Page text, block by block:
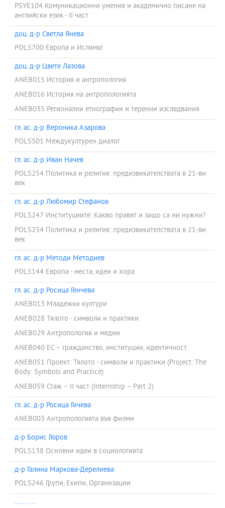
PSYE104 Комуникационни умения и академично писане на
английски език - IІ част
доц. д-р Светла Янева
POLS700 Европа и Ислямът
доц. д-р Цвете Лазова
ANEB015 История и антропология
ANEB016 История на антропологията
ANEB035 Регионални етнографии и теренни изследвания
гл. ас. д-р Вероника Азарова
POLS501 Междукултурен диалог
гл. ас. д-р Иван Начев
POLS254 Политика и религия: предизвикателствата в 21-ви
век
гл. ас. д-р Любомир Стефанов
POLS247 Институциите: Какво правят и защо са ни нужни?
POLS254 Политика и религия: предизвикателствата в 21-ви
век
гл. ас. д-р Методи Методиев
POLS144 Европа - места, идеи и хора
гл. ас. д-р Росица Генчева
ANEB013 Младежки култури
ANEB028 Тялото - символи и практики
ANEB029 Антропология и медии
ANEB040 ЕС – гражданство, институции, идентичност
ANEB051 Проект: Тялото - символи и практики (Project: The
Body: Symbols and Practice)
ANEB059 Стаж – ІІ част (Internship – Part 2)
гл. ас. д-р Росица Гичева
ANEB003 Антропологията във филми
д-р Борис Гюров
POLS138 Основни идеи в социологията
д-р Галина Маркова-Дерелиева
POLS246 Групи, Екипи, Организации
..... .....